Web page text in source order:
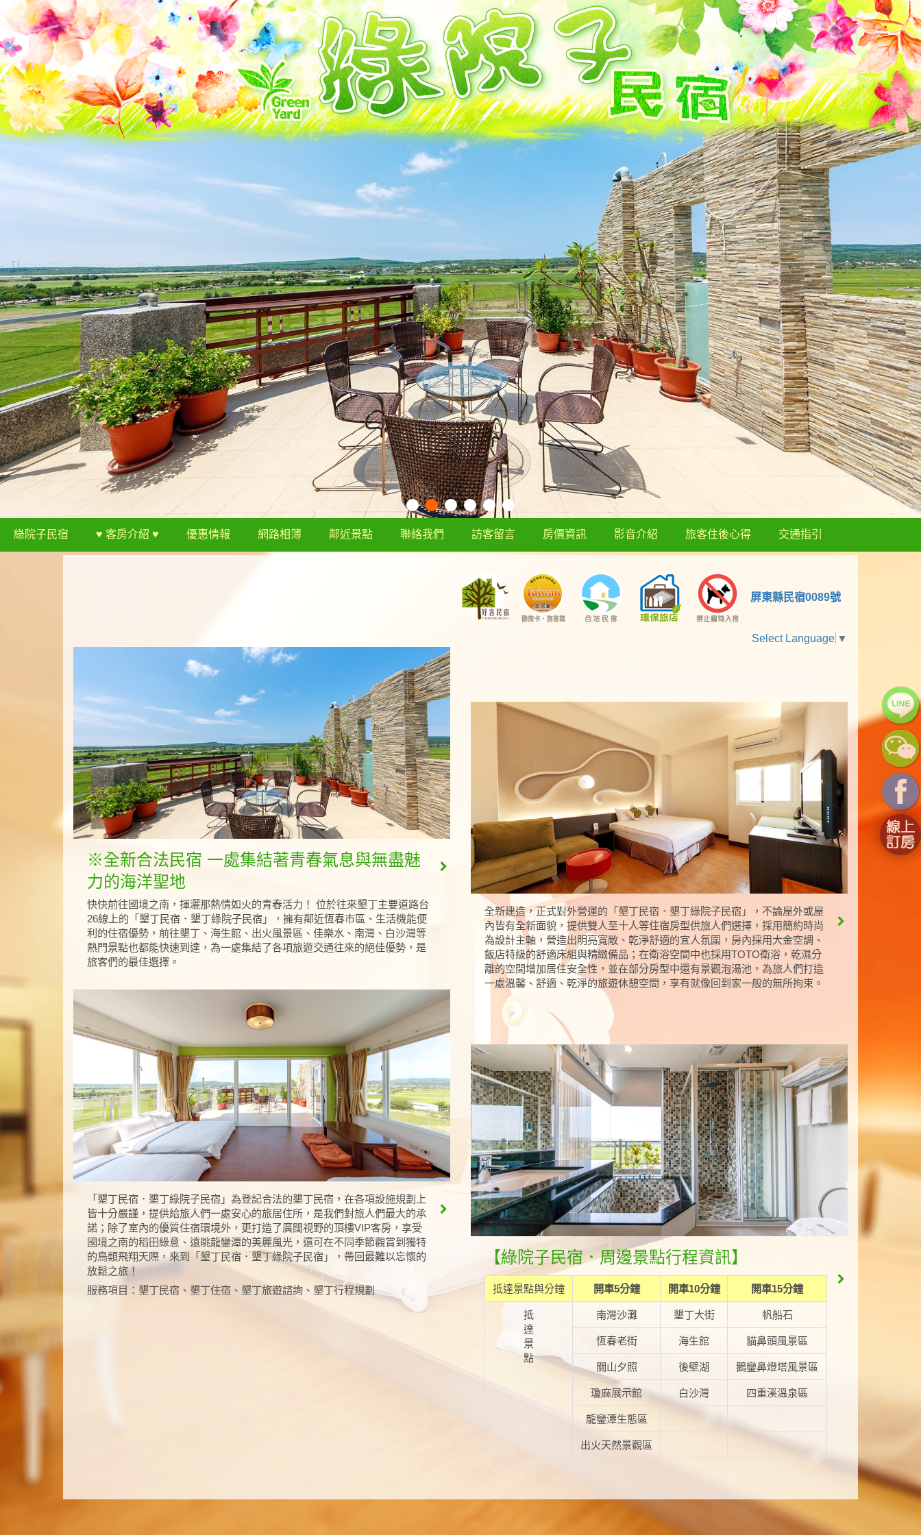
綠院子民宿 ♥ 客房介紹 ♥ 優惠情報 網路相簿 鄰近景點 聯絡我們 訪客留言 房價資訊 影音介紹 旅客住後心得 交通指引
屏東縣民宿0089號
Select Language ▼
※全新合法民宿 一處集結著青春氣息與無盡魅
力的海洋聖地
快快前往國境之南，揮灑那熱情如火的青春活力！ 位於往來墾丁主要道路台
26線上的「墾丁民宿．墾丁綠院子民宿」，擁有鄰近恆春市區、生活機能便
利的住宿優勢，前往墾丁、海生館、出火風景區、佳樂水、南灣、白沙灣等
熱門景點也都能快速到達，為一處集結了各項旅遊交通往來的絕佳優勢，是
旅客們的最佳選擇。
全新建造，正式對外營運的「墾丁民宿．墾丁綠院子民宿」，不論屋外或屋
內皆有全新面貌，提供雙人至十人等住宿房型供旅人們選擇，採用簡約時尚
為設計主軸，營造出明亮寬敞、乾淨舒適的宜人氛圍，房內採用大金空調、
飯店特級的舒適床組與精緻備品；在衛浴空間中也採用TOTO衛浴，乾濕分
離的空間增加居住安全性，並在部分房型中還有景觀泡湯池，為旅人們打造
一處溫馨、舒適、乾淨的旅遊休憩空間，享有就像回到家一般的無所拘束。
「墾丁民宿．墾丁綠院子民宿」為登記合法的墾丁民宿，在各項設施規劃上
皆十分嚴謹，提供給旅人們一處安心的旅居住所，是我們對旅人們最大的承
諾；除了室內的優質住宿環境外，更打造了廣闊視野的頂樓VIP客房，享受
國境之南的稻田綠意、遠眺龍鑾潭的美麗風光，還可在不同季節觀賞到獨特
的鳥類飛翔天際，來到「墾丁民宿．墾丁綠院子民宿」，帶回最難以忘懷的
放鬆之旅！
服務項目：墾丁民宿、墾丁住宿、墾丁旅遊諮詢、墾丁行程規劃
【綠院子民宿．周邊景點行程資訊】
抵達景點與分鐘 開車5分鐘 開車10分鐘 開車15分鐘
抵
達
景
點
南灣沙灘 墾丁大街 帆船石
恆春老街 海生館 貓鼻頭風景區
關山夕照 後壁湖 鵝鑾鼻燈塔風景區
瓊麻展示館 白沙灣 四重溪溫泉區
龍鑾潭生態區
出火天然景觀區